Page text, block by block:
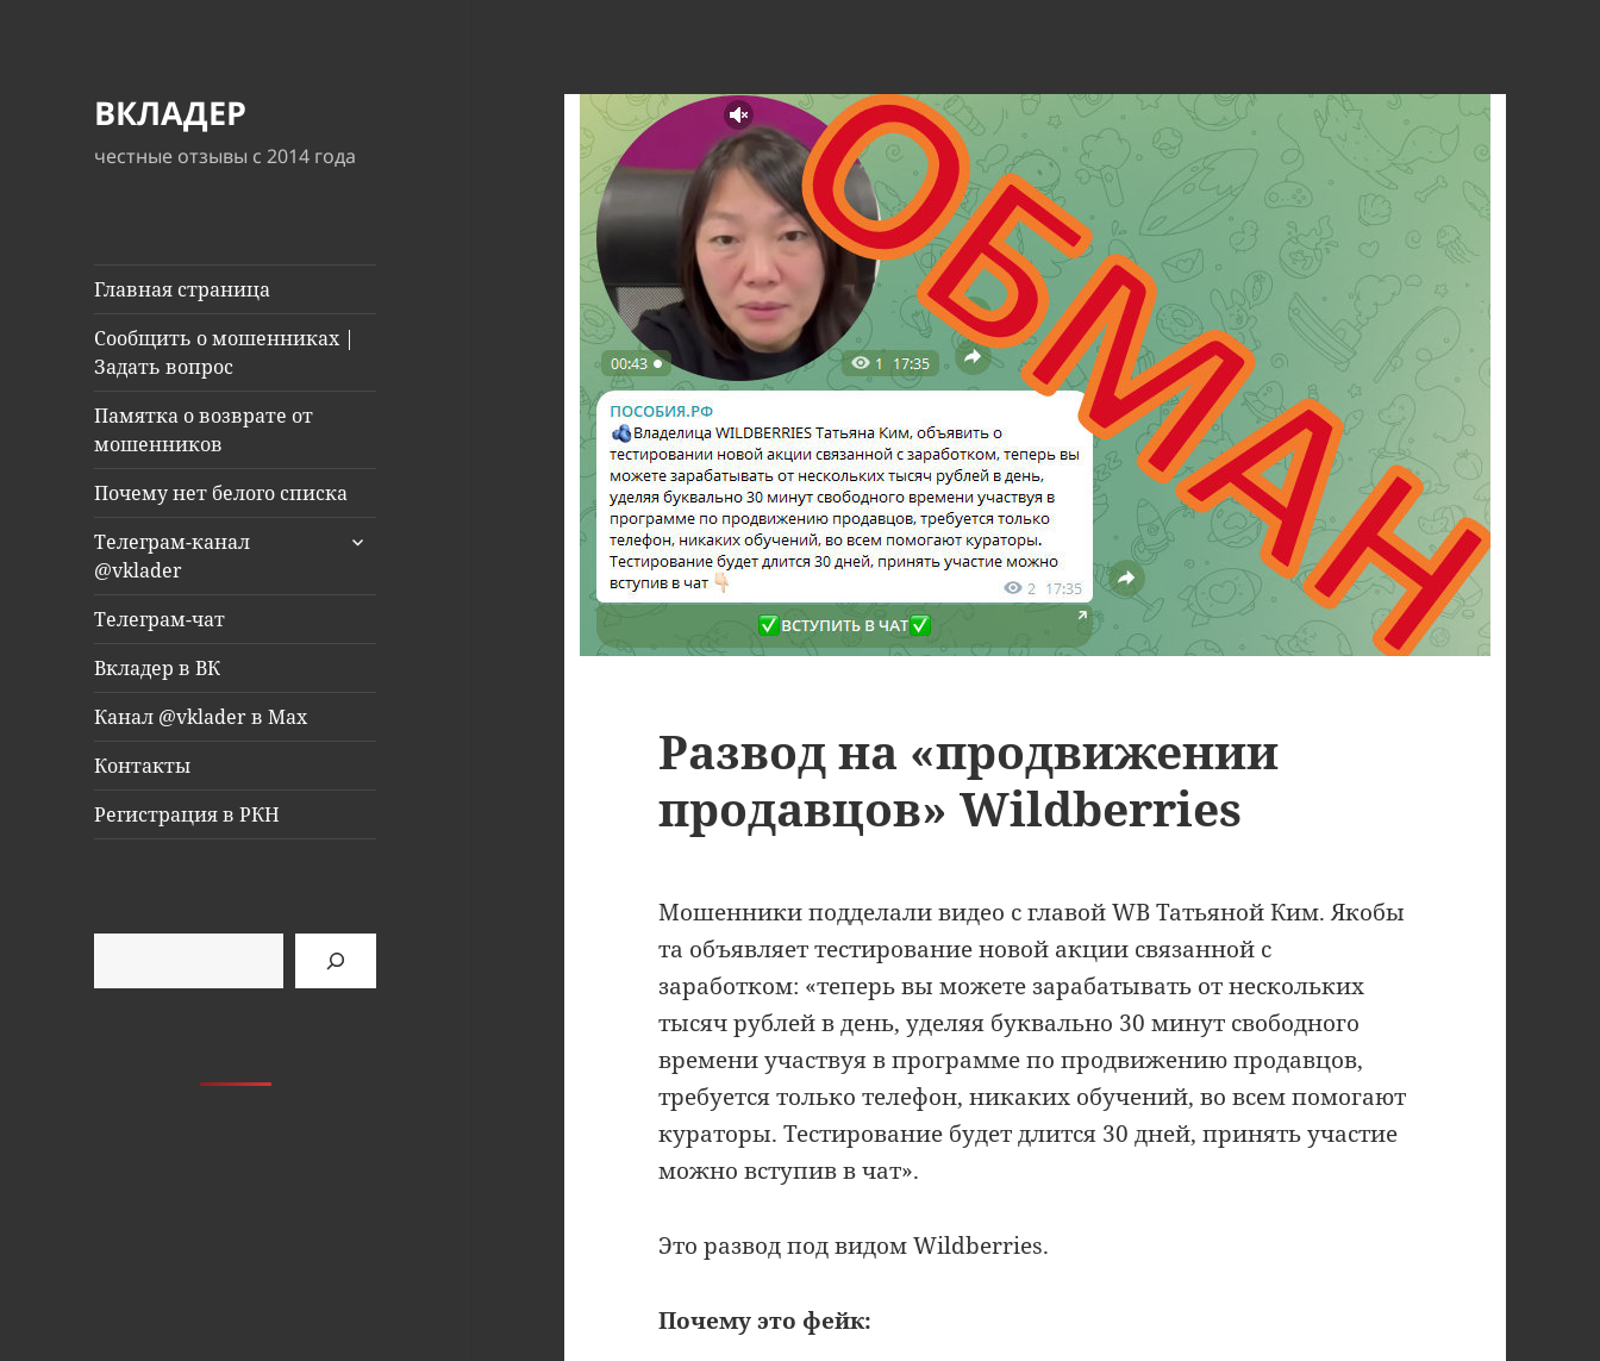
ВКЛАДЕР
честные отзывы с 2014 года
Главная страница
Сообщить о мошенниках |
Задать вопрос
Памятка о возврате от
мошенников
Почему нет белого списка
Телеграм-канал
@vklader
раскрыть
Телеграм-чат
Вкладер в ВК
Канал @vklader в Max
Контакты
Регистрация в РКН
Развод на «продвижении
продавцов» Wildberries
Мошенники подделали видео с главой WB Татьяной Ким. Якобы
та объявляет тестирование новой акции связанной с
заработком: «теперь вы можете зарабатывать от нескольких
тысяч рублей в день, уделяя буквально 30 минут свободного
времени участвуя в программе по продвижению продавцов,
требуется только телефон, никаких обучений, во всем помогают
кураторы. Тестирование будет длится 30 дней, принять участие
можно вступив в чат».
Это развод под видом Wildberries.
Почему это фейк: